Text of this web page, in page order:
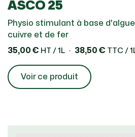
ASCO 25
Physio stimulant à base
cuivre et de fer
35,00 € HT / 1L 38,50 € TTC /
Voir ce produit